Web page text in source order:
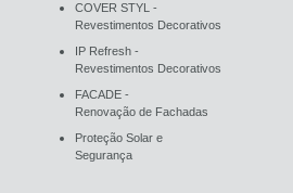
COVER STYL -
Revestimentos Decorativos
IP Refresh -
Revestimentos Decorativos
FACADE -
Renovação de Fachadas
Proteção Solar e
Segurança